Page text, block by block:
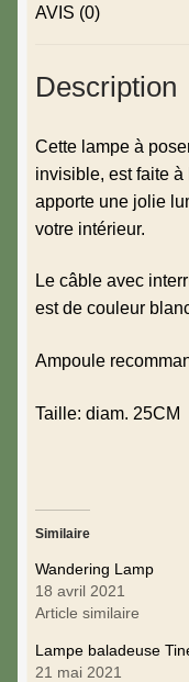
AVIS (0)
Description
Cette lampe à
invisible, est faite
apporte une jolie
votre intérieur.
Le câble avec
est de couleur
Ampoule
Taille: diam. 25CM
Similaire
Wandering Lamp
18 avril 2021
Article similaire
Lampe baladeuse
21 mai 2021